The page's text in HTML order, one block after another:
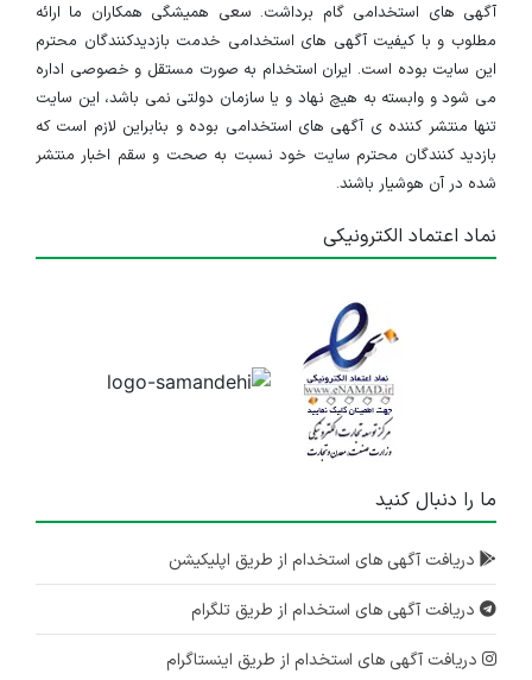
آگهی های استخدامی گام برداشت. سعی همیشگی همکاران ما ارائه
مطلوب و با کیفیت آگهی های استخدامی خدمت بازدیدکنندگان محترم
این سایت بوده است. ایران استخدام به صورت مستقل و خصوصی اداره
می شود و وابسته به هیچ نهاد و یا سازمان دولتی نمی باشد، این سایت
تنها منتشر کننده ی آگهی های استخدامی بوده و بنابراین لازم است که
بازدید کنندگان محترم سایت خود نسبت به صحت و سقم اخبار منتشر
شده در آن هوشیار باشند.
نماد اعتماد الکترونیکی
ما را دنبال کنید
دریافت آگهی های استخدام از طریق اپلیکیشن
دریافت آگهی های استخدام از طریق تلگرام
دریافت آگهی های استخدام از طریق اینستاگرام